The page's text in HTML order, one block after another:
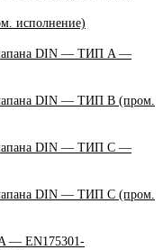
исполнение)
DIN — ТИП A —
DIN — ТИП B (пром.
DIN — ТИП C —
DIN — ТИП C (пром.
— EN175301-